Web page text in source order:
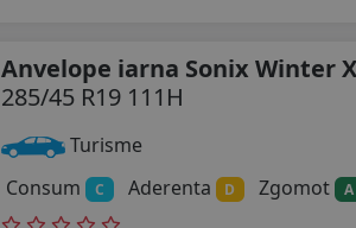
Anvelope iarna Sonix Winter
285/45 R19 111H
Turisme
Consum
C Aderenta D Zgomot A